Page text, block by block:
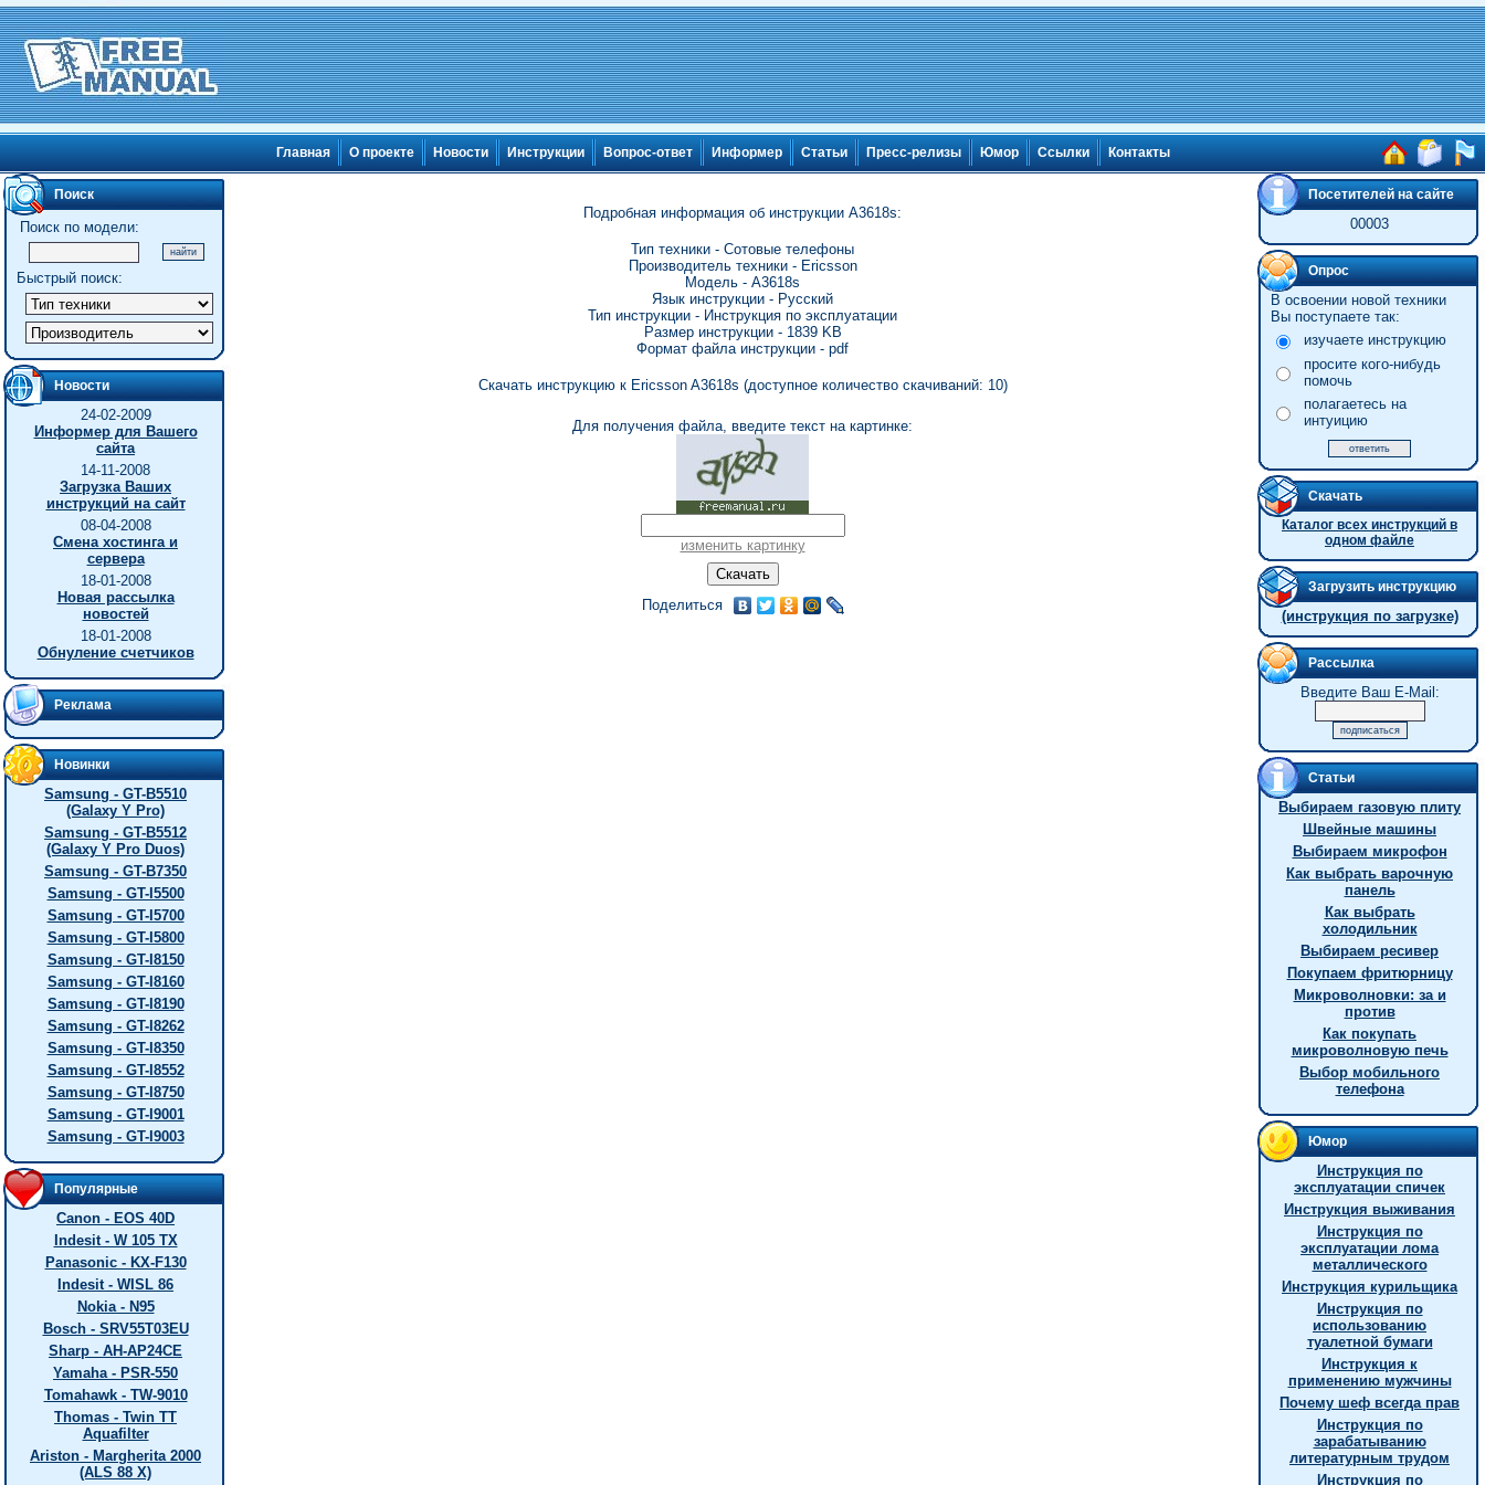
Главная О проекте Новости Инструкции Вопрос-ответ Информер Статьи Пресс-релизы Юмор Ссылки Контакты
Поиск
Поиск по модели:
Быстрый поиск:
Новости
24-02-2009
Информер для Вашего
сайта
14-11-2008
Загрузка Ваших
инструкций на сайт
08-04-2008
Смена хостинга и
сервера
18-01-2008
Новая рассылка
новостей
18-01-2008
Обнуление счетчиков
Реклама
Новинки
Samsung - GT-B5510
(Galaxy Y Pro)
Samsung - GT-B5512
(Galaxy Y Pro Duos)
Samsung - GT-B7350
Samsung - GT-I5500
Samsung - GT-I5700
Samsung - GT-I5800
Samsung - GT-I8150
Samsung - GT-I8160
Samsung - GT-I8190
Samsung - GT-I8262
Samsung - GT-I8350
Samsung - GT-I8552
Samsung - GT-I8750
Samsung - GT-I9001
Samsung - GT-I9003
Популярные
Canon - EOS 40D
Indesit - W 105 TX
Panasonic - KX-F130
Indesit - WISL 86
Nokia - N95
Bosch - SRV55T03EU
Sharp - AH-AP24CE
Yamaha - PSR-550
Tomahawk - TW-9010
Thomas - Twin TT
Aquafilter
Ariston - Margherita 2000
(ALS 88 X)
Подробная информация об инструкции A3618s:
Тип техники - Сотовые телефоны
Производитель техники - Ericsson
Модель - A3618s
Язык инструкции - Русский
Тип инструкции - Инструкция по эксплуатации
Размер инструкции - 1839 KB
Формат файла инструкции - pdf
Скачать инструкцию к Ericsson A3618s (доступное количество скачиваний: 10)
Для получения файла, введите текст на картинке:
изменить картинку
Поделиться
Посетителей на сайте
00003
Опрос
В освоении новой техники
Вы поступаете так:
изучаете инструкцию
просите кого-нибудь
помочь
полагаетесь на
интуицию
Скачать
Каталог всех инструкций в
одном файле
Загрузить инструкцию
(инструкция по загрузке)
Рассылка
Введите Ваш E-Mail:
Статьи
Выбираем газовую плиту
Швейные машины
Выбираем микрофон
Как выбрать варочную
панель
Как выбрать
холодильник
Выбираем ресивер
Покупаем фритюрницу
Микроволновки: за и
против
Как покупать
микроволновую печь
Выбор мобильного
телефона
Юмор
Инструкция по
эксплуатации спичек
Инструкция выживания
Инструкция по
эксплуатации лома
металлического
Инструкция курильщика
Инструкция по
использованию
туалетной бумаги
Инструкция к
применению мужчины
Почему шеф всегда прав
Инструкция по
зарабатыванию
литературным трудом
Инструкция по